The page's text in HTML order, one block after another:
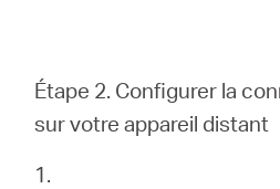
Étape 2. Configurer la
sur votre appareil distant
1.